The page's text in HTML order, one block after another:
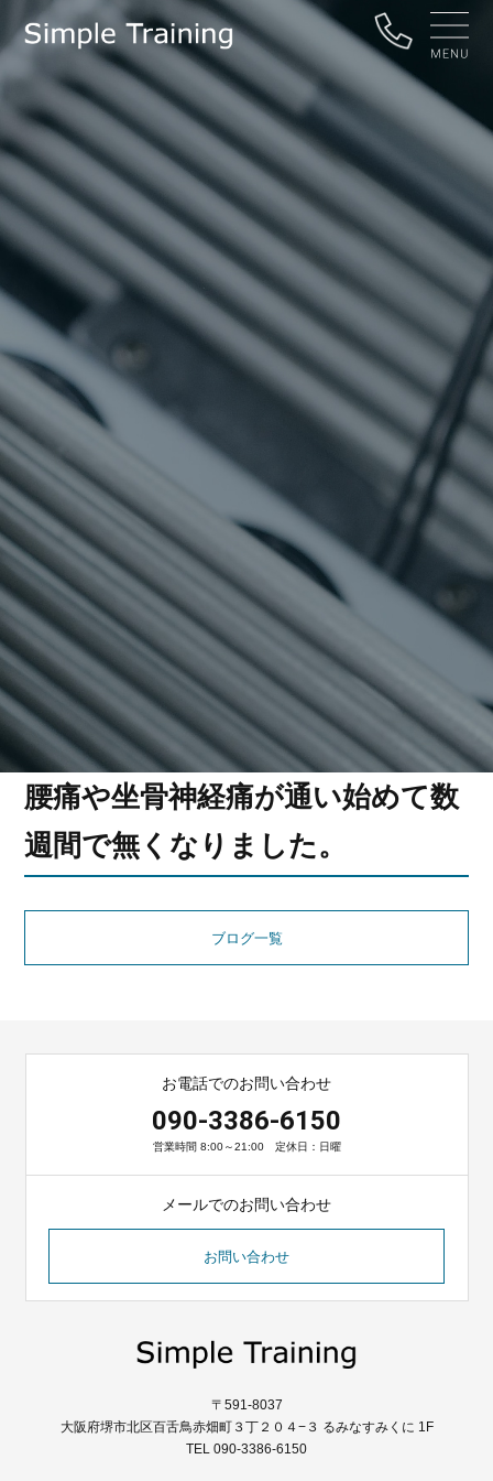
腰痛や坐骨神経痛が通い始めて数
週間で無くなりました。
ブログ一覧
お電話でのお問い合わせ
090-3386-6150
営業時間 8:00～21:00 定休日：日曜
メールでのお問い合わせ
お問い合わせ
〒591-8037
大阪府堺市北区百舌鳥赤畑町３丁２０４−３ るみなすみくに 1F
TEL 090-3386-6150